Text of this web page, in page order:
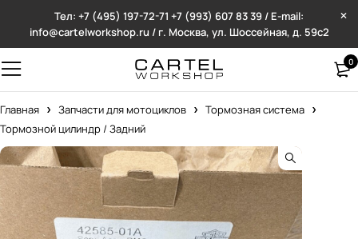
Тел: +7 (495) 197-72-71 +7 (993) 607 83 39 / E-mail:
info@cartelworkshop.ru / г. Москва, ул. Шоссейная, д. 59с2
0
Главная Запчасти для мотоциклов
Тормозная система
Тормозной цилиндр / Задний